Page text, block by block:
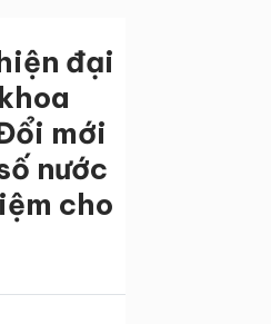
đại
mới
nước
cho